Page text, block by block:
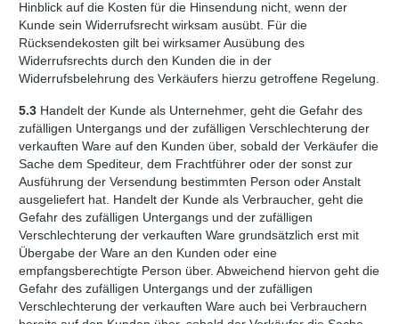
Hinblick auf die Kosten für die Hinsendung nicht, wenn der
Kunde sein Widerrufsrecht wirksam ausübt. Für die
Rücksendekosten gilt bei wirksamer Ausübung des
Widerrufsrechts durch den Kunden die in der
Widerrufsbelehrung des Verkäufers hierzu getroffene Regelung.
5.3 Handelt der Kunde als Unternehmer, geht die Gefahr des
zufälligen Untergangs und der zufälligen Verschlechterung der
verkauften Ware auf den Kunden über, sobald der Verkäufer die
Sache dem Spediteur, dem Frachtführer oder der sonst zur
Ausführung der Versendung bestimmten Person oder Anstalt
ausgeliefert hat. Handelt der Kunde als Verbraucher, geht die
Gefahr des zufälligen Untergangs und der zufälligen
Verschlechterung der verkauften Ware grundsätzlich erst mit
Übergabe der Ware an den Kunden oder eine
empfangsberechtigte Person über. Abweichend hiervon geht die
Gefahr des zufälligen Untergangs und der zufälligen
Verschlechterung der verkauften Ware auch bei Verbrauchern